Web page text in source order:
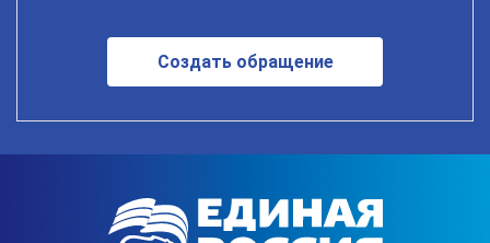
Создать обращение